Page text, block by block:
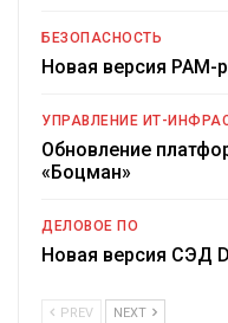
БЕЗОПАСНОСТЬ
Новая версия
УПРАВЛЕНИЕ ИТ-
Обновление
«Боцман»
ДЕЛОВОЕ ПО
Новая версия СЭД
PREV NEXT